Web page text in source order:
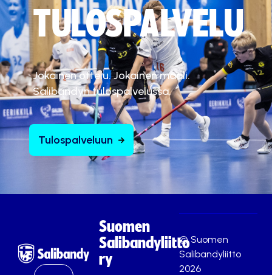
TULOSPALVELU
Jokainen ottelu. Jokainen maali.
Salibandyn tulospalvelussa.
Tulospalveluun
Suomen
Salibandyliitto
ry
© Suomen
Salibandyliitto
2026